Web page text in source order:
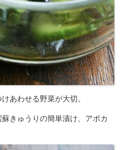
あわせる野菜が大切。
きゅうりの簡単漬け、アボカ